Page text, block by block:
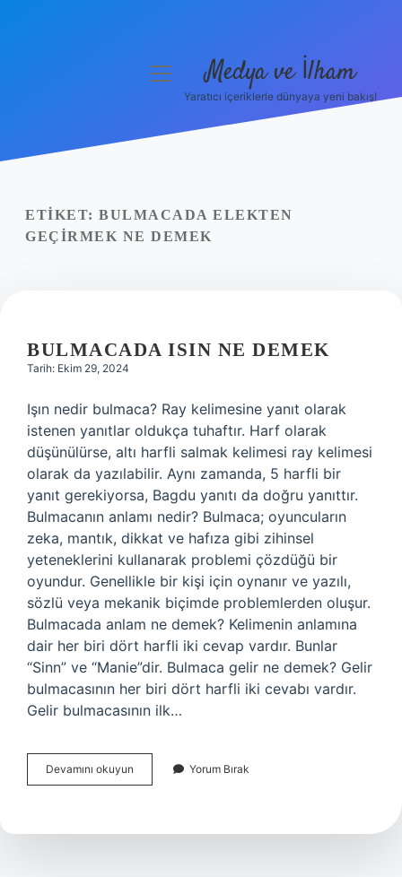
Yasal Uyarı
menüyüMedya ve İlham
Yaratıcı içeriklerle dünyaya yeni bakış!
ETIKET: BULMACADA ELEKTEN
GEÇIRMEK NE DEMEK
BULMACADA ISIN NE DEMEK
Tarih: Ekim 29, 2024
Işın nedir bulmaca? Ray kelimesine yanıt olarak
istenen yanıtlar oldukça tuhaftır. Harf olarak
düşünülürse, altı harfli salmak kelimesi ray kelimesi
olarak da yazılabilir. Aynı zamanda, 5 harfli bir
yanıt gerekiyorsa, Bagdu yanıtı da doğru yanıttır.
Bulmacanın anlamı nedir? Bulmaca; oyuncuların
zeka, mantık, dikkat ve hafıza gibi zihinsel
yeteneklerini kullanarak problemi çözdüğü bir
oyundur. Genellikle bir kişi için oynanır ve yazılı,
sözlü veya mekanik biçimde problemlerden oluşur.
Bulmacada anlam ne demek? Kelimenin anlamına
dair her biri dört harfli iki cevap vardır. Bunlar
“Sinn” ve “Manie”dir. Bulmaca gelir ne demek? Gelir
bulmacasının her biri dört harfli iki cevabı vardır.
Gelir bulmacasının ilk…
Devamını okuyun Bulmacada
Isın
Yorum Bırak